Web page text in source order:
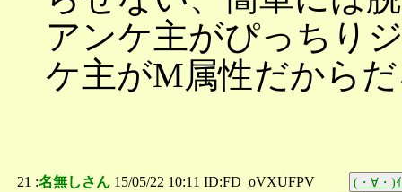
アンケ主がぴっちり
ケ主がM属性だから
21 :名無しさん 15/05/22 10:11 ID:FD_oVXUFPV (・∀・)